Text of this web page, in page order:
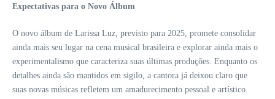
Expectativas para o Novo Álbum
O novo álbum de Larissa Luz, previsto para 2025, promete consolidar
ainda mais seu lugar na cena musical brasileira e explorar ainda mais o
experimentalismo que caracteriza suas últimas produções. Enquanto os
detalhes ainda são mantidos em sigilo, a cantora já deixou claro que
suas novas músicas refletem um amadurecimento pessoal e artístico.